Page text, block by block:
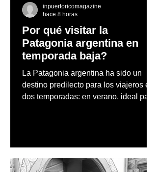
Por qué visitar la
Patagonia argentina en
temporada baja?
La Patagonia argentina ha sido un
destino predilecto para los viajeros en
dos temporadas: en verano, ideal para
nevados en las montañas
inpuertoricomagazine
hace 8 horas